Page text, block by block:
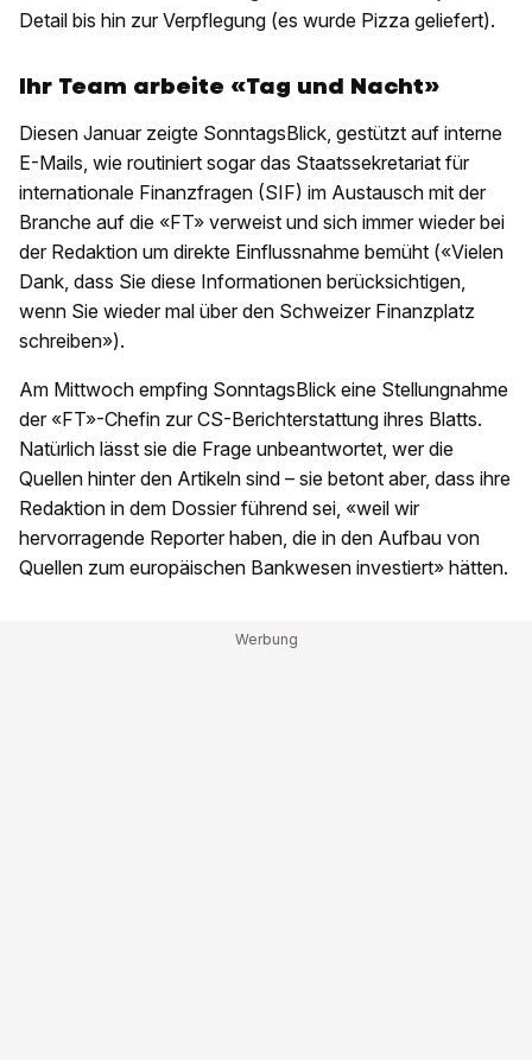
Detail bis hin zur Verpflegung (es wurde Pizza geliefert).
Ihr Team arbeite «Tag und Nacht»
Diesen Januar zeigte SonntagsBlick, gestützt auf interne
E-Mails, wie routiniert sogar das Staatssekretariat für
internationale Finanzfragen (SIF) im Austausch mit der
Branche auf die «FT» verweist und sich immer wieder bei
der Redaktion um direkte Einflussnahme bemüht («Vielen
Dank, dass Sie diese Informationen berücksichtigen,
wenn Sie wieder mal über den Schweizer Finanzplatz
schreiben»).
Am Mittwoch empfing SonntagsBlick eine Stellungnahme
der «FT»-Chefin zur CS-Berichterstattung ihres Blatts.
Natürlich lässt sie die Frage unbeantwortet, wer die
Quellen hinter den Artikeln sind – sie betont aber, dass ihre
Redaktion in dem Dossier führend sei, «weil wir
hervorragende Reporter haben, die in den Aufbau von
Quellen zum europäischen Bankwesen investiert» hätten.